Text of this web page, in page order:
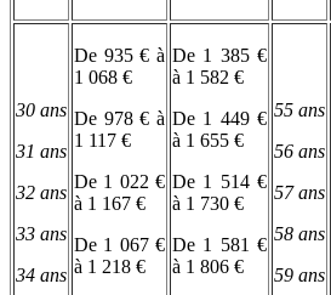
30 ans
31 ans
32 ans
33 ans
34 ans
De 935 € à
1 068 €
De 978 € à
1 117 €
De 1 022 €
à 1 167 €
De 1 067 €
à 1 218 €
De 1 385 €
à 1 582 €
De 1 449 €
à 1 655 €
De 1 514 €
à 1 730 €
De 1 581 €
à 1 806 €
55 ans
56 ans
57 ans
58 ans
59 ans